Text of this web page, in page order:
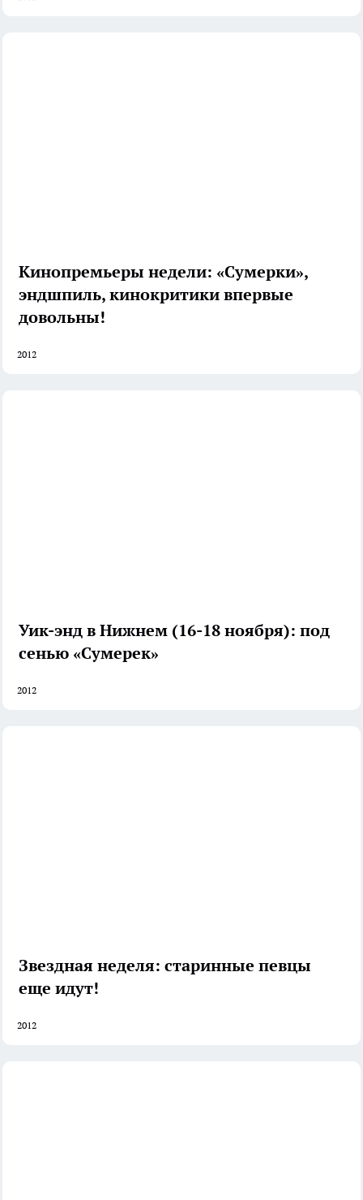
Кинопремьеры недели: «Сумерки»,
эндшпиль, кинокритики впервые
довольны!
2012
Уик-энд в Нижнем (16-18 ноября): под
сенью «Сумерек»
2012
Звездная неделя: старинные певцы
еще идут!
2012